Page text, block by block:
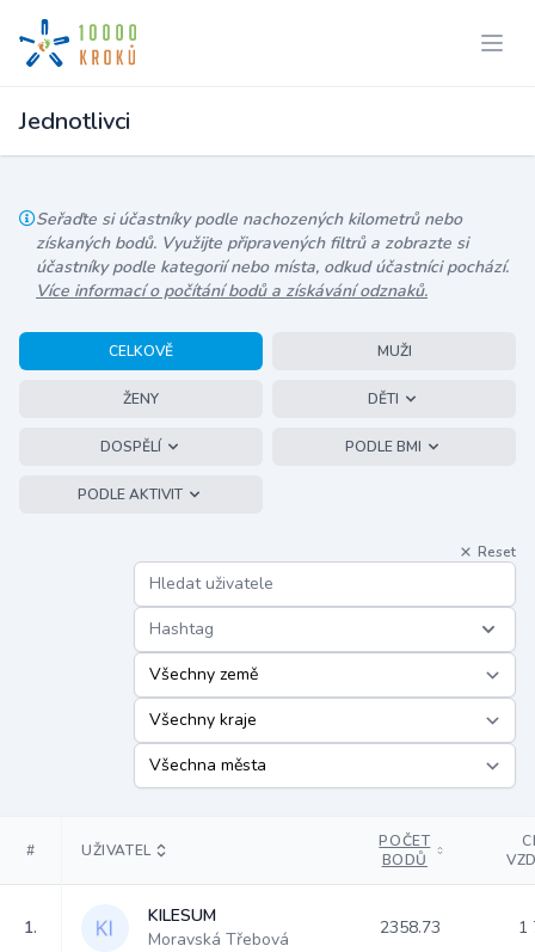
Jednotlivci
Seřaďte si účastníky podle nachozených kilometrů nebo
získaných bodů. Využijte připravených filtrů a zobrazte si
účastníky podle kategorií nebo místa, odkud účastníci pochází.
Více informací o počítání bodů a získávání odznaků.
CELKOVĚ MUŽI
ŽENY DĚTI
DOSPĚLÍ PODLE BMI
PODLE AKTIVIT
Reset
Hashtag
# UŽIVATEL
POČET
BODŮ
1.
KILESUM
Moravská Třebová
2358.73 1